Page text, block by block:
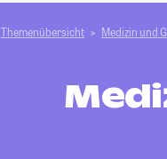
Themenübersicht Medizin und